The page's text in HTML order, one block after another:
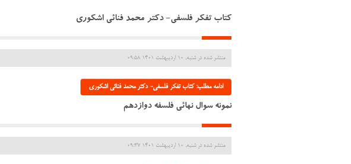
کتاب تفکر فلسفی- دکتر محمد فنائی اشکوری
منتشر شده در شنبه, 10 ارديبهشت 1401 09:58
ادامه مطلب: کتاب تفکر فلسفی- دکتر محمد فنائی اشکوری
نمونه سوال نهائی فلسفه دوازدهم
منتشر شده در شنبه, 10 ارديبهشت 1401 09:37